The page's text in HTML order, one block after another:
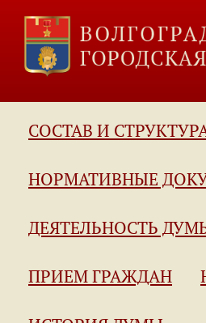
СОСТАВ И
НОРМАТИВНЫЕ
ДЕЯТЕЛЬНОСТЬ
ПРИЕМ ГРАЖДАН